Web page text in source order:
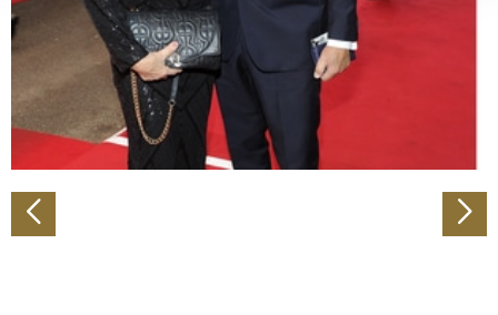
Abschnitt Einzelheitenfest.
Wir verwenden Cookies, um Inhalte und Anzeigen zu
personalisieren, Funktionen für soziale Medien anbieten
zu können und die Zugriffe auf unsere Website zu
analysieren. Außerdem geben wir Informationen zu Ihrer
Verwendung unserer Website an unsere Partner für
soziale Medien, Werbung und Analysen weiter. Unsere
Partner führen diese Informationen möglicherweise mit